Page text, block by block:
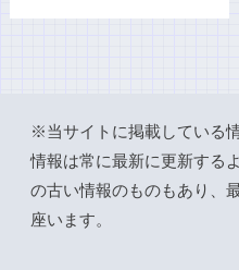
※当サイトに掲載している
情報は常に最新に更新する
の古い情報のものもあり、
座います。